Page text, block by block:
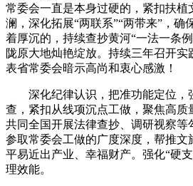
常委会一直是本身过硬的，紧扣扶植
澜，深化拓展“两联系”“两带来”，确
着厚沉的，持续查抄黄河“一法一条
陇原大地灿艳绽放。持续三年召开
表省常委会暗示高尚和衷心感激！
深化纪律认识，把准功能定位，
查，紧扣从线项沉点工做，聚焦高质
共同全国开展法律查抄、调研视察等
参取常委会工做的广度深度，帮推文
平易近出产业、幸福财产。强化“硬
理效能。